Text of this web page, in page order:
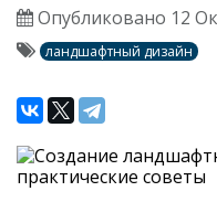
Опубликовано 12
ландшафтный дизайн